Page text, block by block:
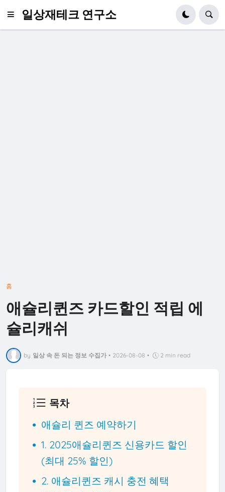
일상재테크 연구소
홈
애슐리퀸즈 카드할인 적립 에
슐리캐쉬
by 일상 속 돈 되는 정보 수집가 • 2026-08-08 • 2 min read
목차
애슐리 퀸즈 예약하기
1. 2025애슐리퀸즈 신용카드 할인
(최대 25% 할인)
2. 애슐리퀸즈 캐시 충전 혜택